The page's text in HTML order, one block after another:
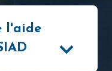
l'aide